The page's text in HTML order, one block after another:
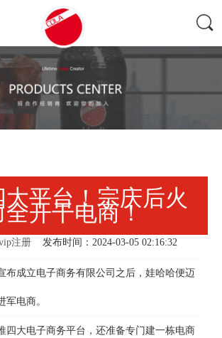
平台！宗庆后火
全开干电商！
注册 发布时间：2024-03-05 02:16:32
成立电子商务有限公司之后，娃哈哈便迈
军电商。
大电子商务平台，还准备专门建一栋电商